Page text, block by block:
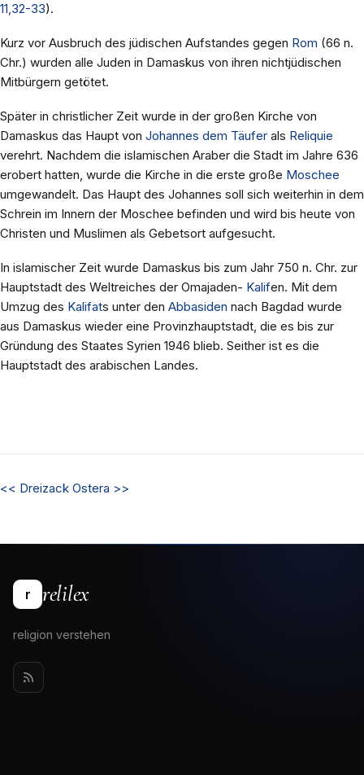
11,32-33).
Kurz vor Ausbruch des jüdischen Aufstandes gegen Rom (66 n.
Chr.) wurden alle Juden in Damaskus von ihren nichtjüdischen
Mitbürgern getötet.
Später in christlicher Zeit wurde in der großen Kirche von
Damaskus das Haupt von Johannes dem Täufer als Reliquie
verehrt. Nachdem die islamischen Araber die Stadt im Jahre 636
erobert hatten, wurde die Kirche in die erste große Moschee
umgewandelt. Das Haupt des Johannes soll sich weiterhin in dem
Schrein im Innern der Moschee befinden und wird bis heute von
Christen und Muslimen als Gebetsort aufgesucht.
In islamischer Zeit wurde Damaskus bis zum Jahr 750 n. Chr. zur
Hauptstadt des Weltreiches der Omajaden- Kalifen. Mit dem
Umzug des Kalifats unter den Abbasiden nach Bagdad wurde
aus Damaskus wieder eine Provinzhauptstadt, die es bis zur
Gründung des Staates Syrien 1946 blieb. Seither ist es die
Hauptstadt des arabischen Landes.
<< Dreizack Ostera >>
r relilex
religion verstehen